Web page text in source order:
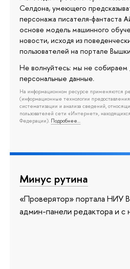
Селдона, умеющего
персонажа писателя-фантаста
основе модель машинного
новости, исходя из
пользователей на портале
Не волнуйтесь: мы не собираем
персональные данные.
На информационном ресурсе применяются
(информационные технологии
систематизации и анализа сведений,
пользователей сети «Интернет»,
Федерации). Подробнее…
Минус рутина
«Проверятор» портала НИУ
админ-панели редактора и с